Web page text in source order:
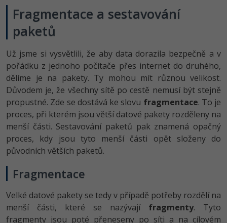
Fragmentace a sestavování
paketů
Už jsme si vysvětlili, že aby data dorazila bezpečně a v
pořádku z jednoho počítače přes internet do druhého,
dělíme je na pakety. Ty mohou mít různou velikost.
Důvodem je, že všechny sítě po cestě nemusí být stejně
propustné. Zde se dostává ke slovu fragmentace. To je
proces, při kterém jsou větší datové pakety rozděleny na
menší části. Sestavování paketů pak znamená opačný
proces, kdy jsou tyto menší části opět složeny do
původních větších paketů.
Fragmentace
Velké datové pakety se tedy v případě potřeby rozdělí na
menší části, které se nazývají fragmenty. Tyto
fragmenty jsou poté přeneseny po síti a na cílovém